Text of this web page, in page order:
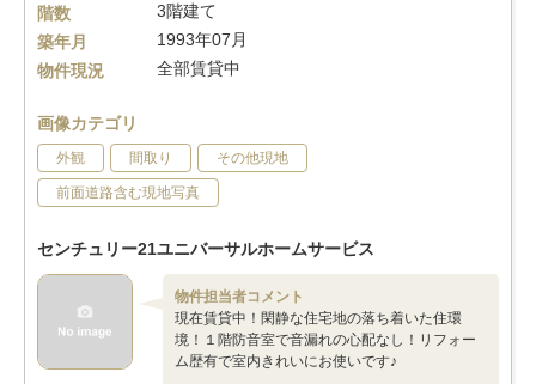
階数
3階建て
築年月
1993年07月
物件現況
全部賃貸中
画像カテゴリ
外観 間取り その他現地
前面道路含む現地写真
センチュリー21ユニバーサルホームサービス
物件担当者コメント
現在賃貸中！閑静な住宅地の落ち着いた住環
境！１階防音室で音漏れの心配なし！リフォー
ム歴有で室内きれいにお使いです♪